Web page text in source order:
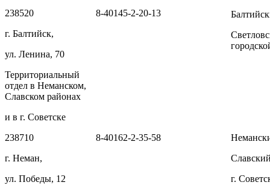
238520
г. Балтийск,
ул. Ленина, 70
8-40145-2-20-13
Территориальный
отдел в Неманском,
Славском районах
и в г. Советске
238710
г. Неман,
ул. Победы, 12
8-40162-2-35-58
г.